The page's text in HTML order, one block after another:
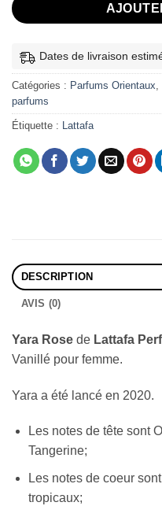
Dates de livraison
Catégories : Parfums Orientaux
parfums
Étiquette : Lattafa
DESCRIPTION
AVIS (0)
Yara Rose de Lattafa
Vanillé pour femme.
Yara a été lancé en 2020.
Les notes de tête sont
Tangerine;
Les notes de coeur
tropicaux;